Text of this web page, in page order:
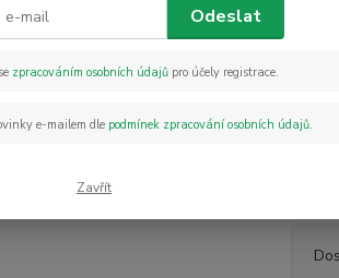
LM55 - 48 Dub zlatý
lišty:
Odeslat
zpracováním osobních údajůpro účely registrace.
e-mailem dle podmínek zpracování osobních údajů.
Zavřít